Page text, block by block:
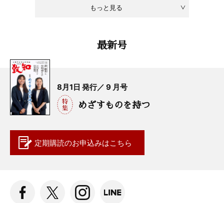
もっと見る
最新号
8月1日 発行／ 9 月号
めざすものを持つ
定期購読のお申込みはこちら